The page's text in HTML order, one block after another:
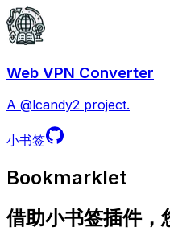
Web VPN Converter
A @lcandy2 project.
小书签
Bookmarklet
借助小书签插件，